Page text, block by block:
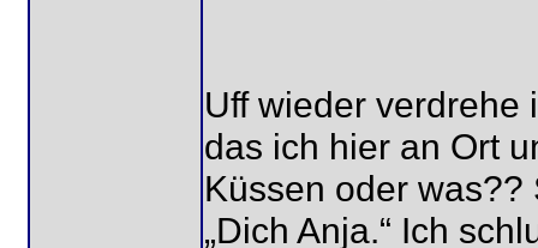
Uff wieder verdrehe
das ich hier an Ort
Küssen oder was??
„Dich Anja.“ Ich